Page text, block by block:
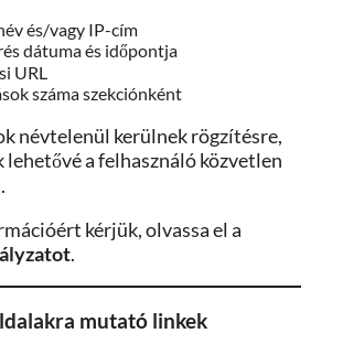
és/vagy IP-cím
dátuma és időpontja
URL
száma szekciónként
névtelenül kerülnek rögzítésre,
lehetővé a felhasználó közvetlen
kérjük, olvassa el a
.
mutató linkek